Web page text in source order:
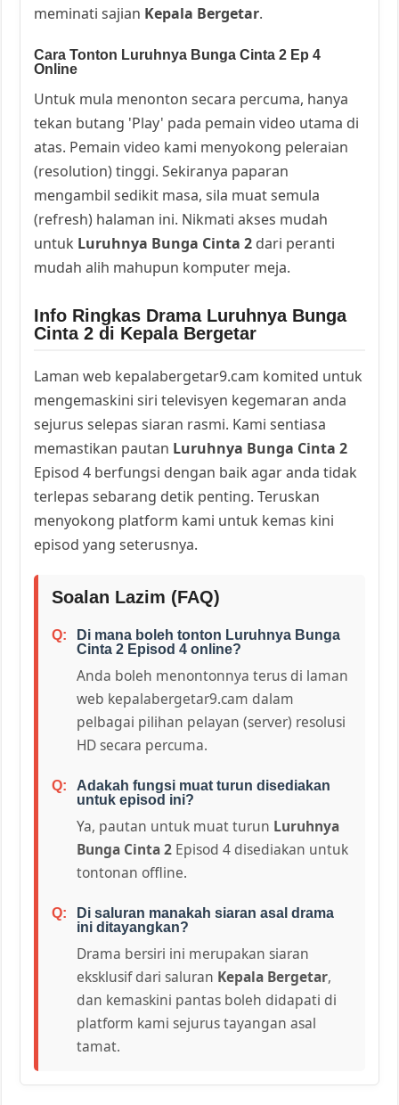
meminati sajian Kepala Bergetar.
Cara Tonton Luruhnya Bunga Cinta 2 Ep 4
Online
Untuk mula menonton secara percuma, hanya
tekan butang 'Play' pada pemain video utama di
atas. Pemain video kami menyokong peleraian
(resolution) tinggi. Sekiranya paparan
mengambil sedikit masa, sila muat semula
(refresh) halaman ini. Nikmati akses mudah
untuk Luruhnya Bunga Cinta 2 dari peranti
mudah alih mahupun komputer meja.
Info Ringkas Drama Luruhnya Bunga
Cinta 2 di Kepala Bergetar
Laman web kepalabergetar9.cam komited untuk
mengemaskini siri televisyen kegemaran anda
sejurus selepas siaran rasmi. Kami sentiasa
memastikan pautan Luruhnya Bunga Cinta 2
Episod 4 berfungsi dengan baik agar anda tidak
terlepas sebarang detik penting. Teruskan
menyokong platform kami untuk kemas kini
episod yang seterusnya.
Soalan Lazim (FAQ)
Di mana boleh tonton Luruhnya Bunga
Cinta 2 Episod 4 online?
Anda boleh menontonnya terus di laman
web kepalabergetar9.cam dalam
pelbagai pilihan pelayan (server) resolusi
HD secara percuma.
Adakah fungsi muat turun disediakan
untuk episod ini?
Ya, pautan untuk muat turun Luruhnya
Bunga Cinta 2 Episod 4 disediakan untuk
tontonan offline.
Di saluran manakah siaran asal drama
ini ditayangkan?
Drama bersiri ini merupakan siaran
eksklusif dari saluran Kepala Bergetar,
dan kemaskini pantas boleh didapati di
platform kami sejurus tayangan asal
tamat.